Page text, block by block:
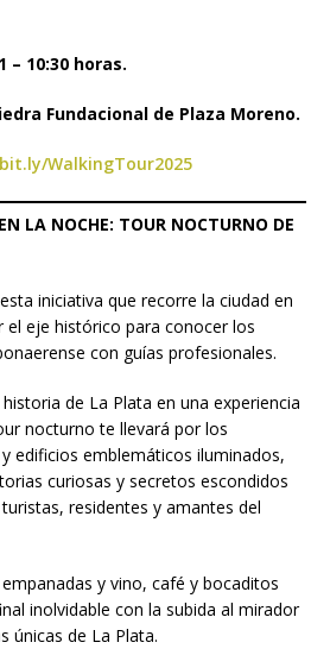
– 10:30 horas.
Fundacional de Plaza Moreno.
WalkingTour2025
LA NOCHE: TOUR NOCTURNO DE
iniciativa que recorre la ciudad en
el eje histórico para conocer los
con guías profesionales.
de La Plata en una experiencia
nocturno te llevará por los
edificios emblemáticos iluminados,
curiosas y secretos escondidos
residentes y amantes del
y vino, café y bocaditos
inolvidable con la subida al mirador
únicas de La Plata.